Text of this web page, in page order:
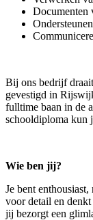
Documenten
Bij ons bedrijf
gevestigd in
fulltime baan in de
schooldiploma kun
Wie ben jij?
Je bent
voor detail en
jij bezorgt een